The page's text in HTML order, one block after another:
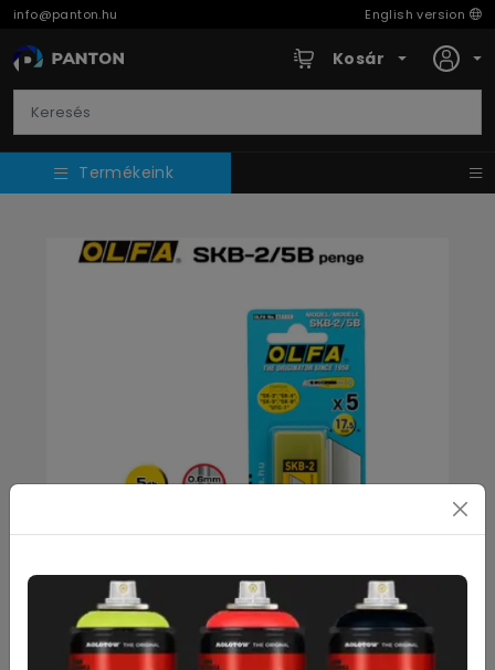
info@panton.hu English version
Kosár
Termékeink